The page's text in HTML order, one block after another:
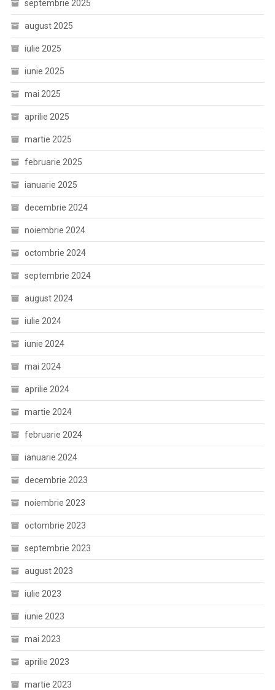
septembrie 2025
august 2025
iulie 2025
iunie 2025
mai 2025
aprilie 2025
martie 2025
februarie 2025
ianuarie 2025
decembrie 2024
noiembrie 2024
octombrie 2024
septembrie 2024
august 2024
iulie 2024
iunie 2024
mai 2024
aprilie 2024
martie 2024
februarie 2024
ianuarie 2024
decembrie 2023
noiembrie 2023
octombrie 2023
septembrie 2023
august 2023
iulie 2023
iunie 2023
mai 2023
aprilie 2023
martie 2023